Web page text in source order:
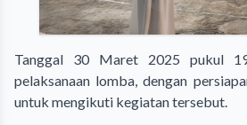
Tanggal 30 Maret 2025 pukul
pelaksanaan lomba, dengan
untuk mengikuti kegiatan tersebut.